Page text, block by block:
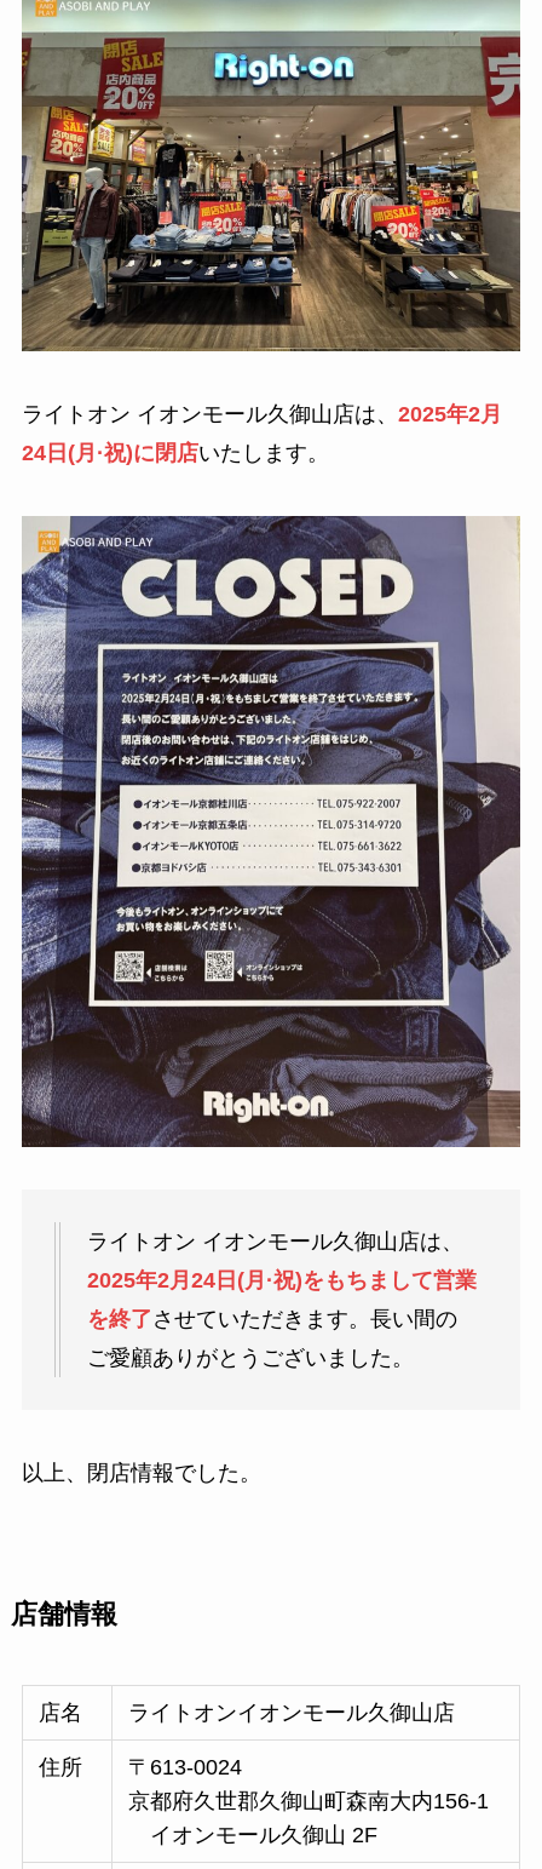
ライトオン イオンモール久御山店は、 2025年2月
24日(月·祝)に閉店いたします。
ライトオン イオンモール久御山店は、
2025年2月24日(月·祝)をもちまして営業
を終了 させていただきます。長い間の
ご愛顧ありがとうございました。
以上、閉店情報でした。
店舗情報
店名 ライトオンイオンモール久御山店
住所
〒613-0024
京都府久世郡久御山町森南大内156-1
イオンモール久御山 2F